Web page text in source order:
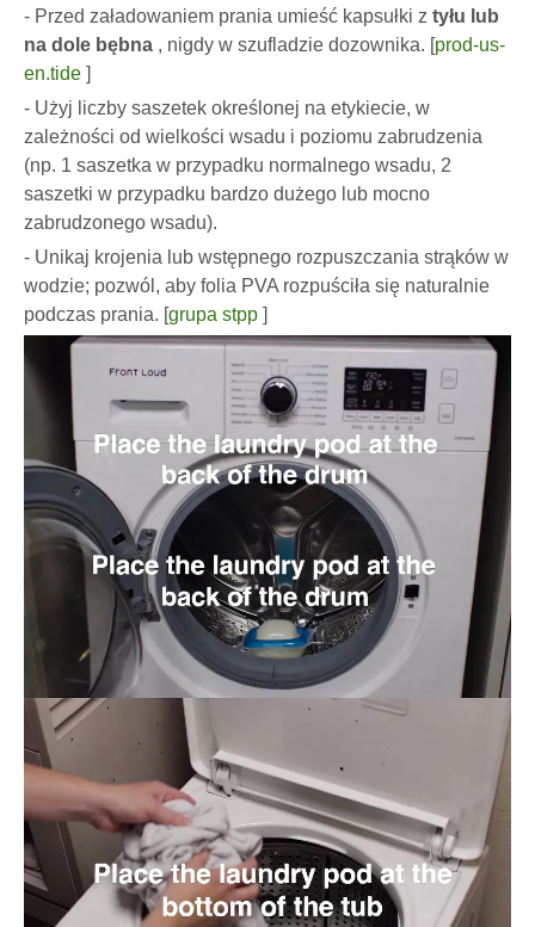
- Przed załadowaniem prania umieść kapsułki z tyłu lub
na dole bębna , nigdy w szufladzie dozownika. [prod-us-
en.tide ]
- Użyj liczby saszetek określonej na etykiecie, w
zależności od wielkości wsadu i poziomu zabrudzenia
(np. 1 saszetka w przypadku normalnego wsadu, 2
saszetki w przypadku bardzo dużego lub mocno
zabrudzonego wsadu).
- Unikaj krojenia lub wstępnego rozpuszczania strąków w
wodzie; pozwól, aby folia PVA rozpuściła się naturalnie
podczas prania. [grupa stpp ]